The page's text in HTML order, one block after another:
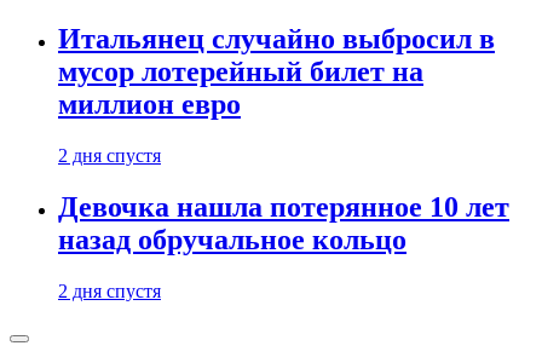
Итальянец случайно выбросил в
мусор лотерейный билет на
миллион евро
2 дня спустя
Девочка нашла потерянное 10 лет
назад обручальное кольцо
2 дня спустя